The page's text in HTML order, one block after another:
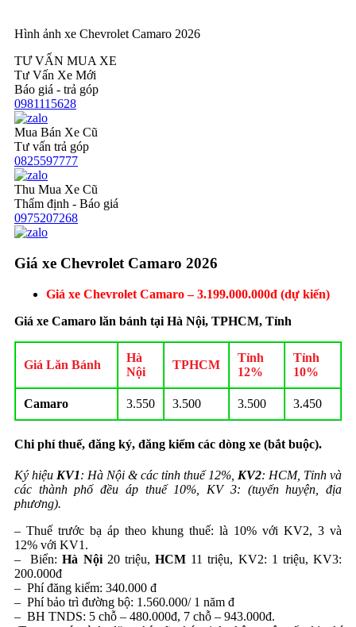
Hình ảnh xe Chevrolet Camaro 2026
TƯ VẤN MUA XE
Tư Vấn Xe Mới
Báo giá - trả góp
0981115628
Mua Bán Xe Cũ
Tư vấn trả góp
0825597777
Thu Mua Xe Cũ
Thẩm định - Báo giá
0975207268
Giá xe Chevrolet Camaro 2026
Giá xe Chevrolet Camaro– 3.199.000.000đ (dự kiến)
Giá xe Camaro lăn bánh tại Hà Nội, TPHCM, Tỉnh
Giá Lăn Bánh
Hà
Nội
TPHCM
Tỉnh
12%
Tỉnh
10%
Camaro 3.550 3.500 3.500 3.450
Chi phí thuế, đăng ký, đăng kiểm các dòng xe (bắt buộc).
Ký hiệu KV1: Hà Nội & các tỉnh thuế 12%, KV2: HCM, Tỉnh và
các thành phố đều áp thuế 10%, KV 3: (tuyến huyện, địa
phương).
– Thuế trước bạ áp theo khung thuế: là 10% với KV2, 3 và
12% với KV1.
– Biển:Hà Nội20 triệu,HCM 11 triệu, KV2: 1 triệu, KV3:
200.000đ
– Phí đăng kiểm: 340.000 đ
– Phí bảo trì đường bộ: 1.560.000/ 1 năm đ
– BH TNDS: 5 chỗ – 480.000đ, 7 chỗ – 943.000đ.